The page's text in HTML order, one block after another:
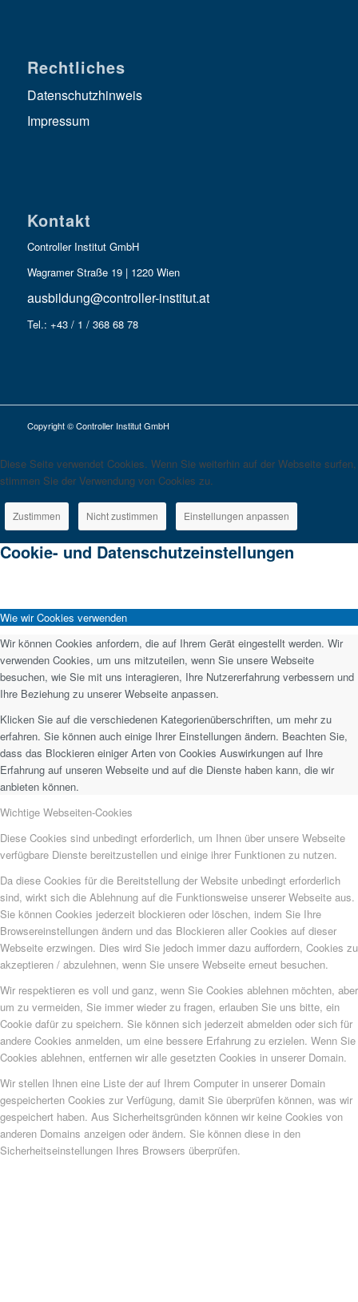
Rechtliches
Datenschutzhinweis
Impressum
Kontakt
Controller Institut GmbH
Wagramer Straße 19 | 1220 Wien
ausbildung@controller-institut.at
Tel.: +43 / 1 / 368 68 78
Copyright © Controller Institut GmbH
Diese Seite verwendet Cookies. Wenn Sie weiterhin auf der Webseite surfen,
stimmen Sie der Verwendung von Cookies zu.
Zustimmen Nicht zustimmen Einstellungen anpassen
Cookie- und Datenschutzeinstellungen
Wie wir Cookies verwenden
Wir können Cookies anfordern, die auf Ihrem Gerät eingestellt werden. Wir
verwenden Cookies, um uns mitzuteilen, wenn Sie unsere Webseite
besuchen, wie Sie mit uns interagieren, Ihre Nutzererfahrung verbessern und
Ihre Beziehung zu unserer Webseite anpassen.
Klicken Sie auf die verschiedenen Kategorienüberschriften, um mehr zu
erfahren. Sie können auch einige Ihrer Einstellungen ändern. Beachten Sie,
dass das Blockieren einiger Arten von Cookies Auswirkungen auf Ihre
Erfahrung auf unseren Webseite und auf die Dienste haben kann, die wir
anbieten können.
Wichtige Webseiten-Cookies
Diese Cookies sind unbedingt erforderlich, um Ihnen über unsere Webseite
verfügbare Dienste bereitzustellen und einige ihrer Funktionen zu nutzen.
Da diese Cookies für die Bereitstellung der Website unbedingt erforderlich
sind, wirkt sich die Ablehnung auf die Funktionsweise unserer Webseite aus.
Sie können Cookies jederzeit blockieren oder löschen, indem Sie Ihre
Browsereinstellungen ändern und das Blockieren aller Cookies auf dieser
Webseite erzwingen. Dies wird Sie jedoch immer dazu auffordern, Cookies zu
akzeptieren / abzulehnen, wenn Sie unsere Webseite erneut besuchen.
Wir respektieren es voll und ganz, wenn Sie Cookies ablehnen möchten, aber
um zu vermeiden, Sie immer wieder zu fragen, erlauben Sie uns bitte, ein
Cookie dafür zu speichern. Sie können sich jederzeit abmelden oder sich für
andere Cookies anmelden, um eine bessere Erfahrung zu erzielen. Wenn Sie
Cookies ablehnen, entfernen wir alle gesetzten Cookies in unserer Domain.
Wir stellen Ihnen eine Liste der auf Ihrem Computer in unserer Domain
gespeicherten Cookies zur Verfügung, damit Sie überprüfen können, was wir
gespeichert haben. Aus Sicherheitsgründen können wir keine Cookies von
anderen Domains anzeigen oder ändern. Sie können diese in den
Sicherheitseinstellungen Ihres Browsers überprüfen.